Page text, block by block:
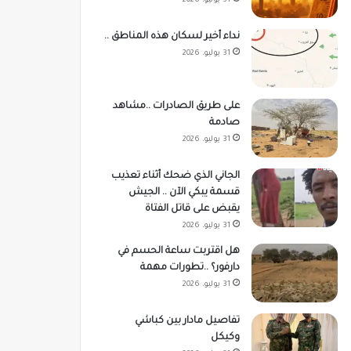
نداء أخير لسكان هذه المناطق ..
31 يوليو، 2026
على طريق الصادرات ..مشاهد
صادمة
31 يوليو، 2026
الجاني الذي ضحك أثناء تعذيب
قسمة يبكي الآن .. الجيش
يقبض على قاتل الفتاة
31 يوليو، 2026
هل اقتربت ساعة الحسم في
دارفور؟ ..تطورات مهمة
31 يوليو، 2026
تفاصيل مادار بين كباشي
وكيكل